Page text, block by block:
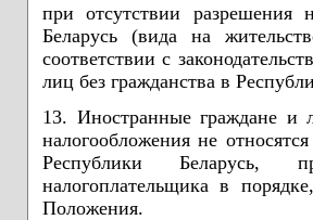
при отсутствии разрешения
Беларусь (вида на
соответствии с
лиц без гражданства в
13. Иностранные граждане и
налогообложения не
Республики Беларусь,
налогоплательщика в
Положения.